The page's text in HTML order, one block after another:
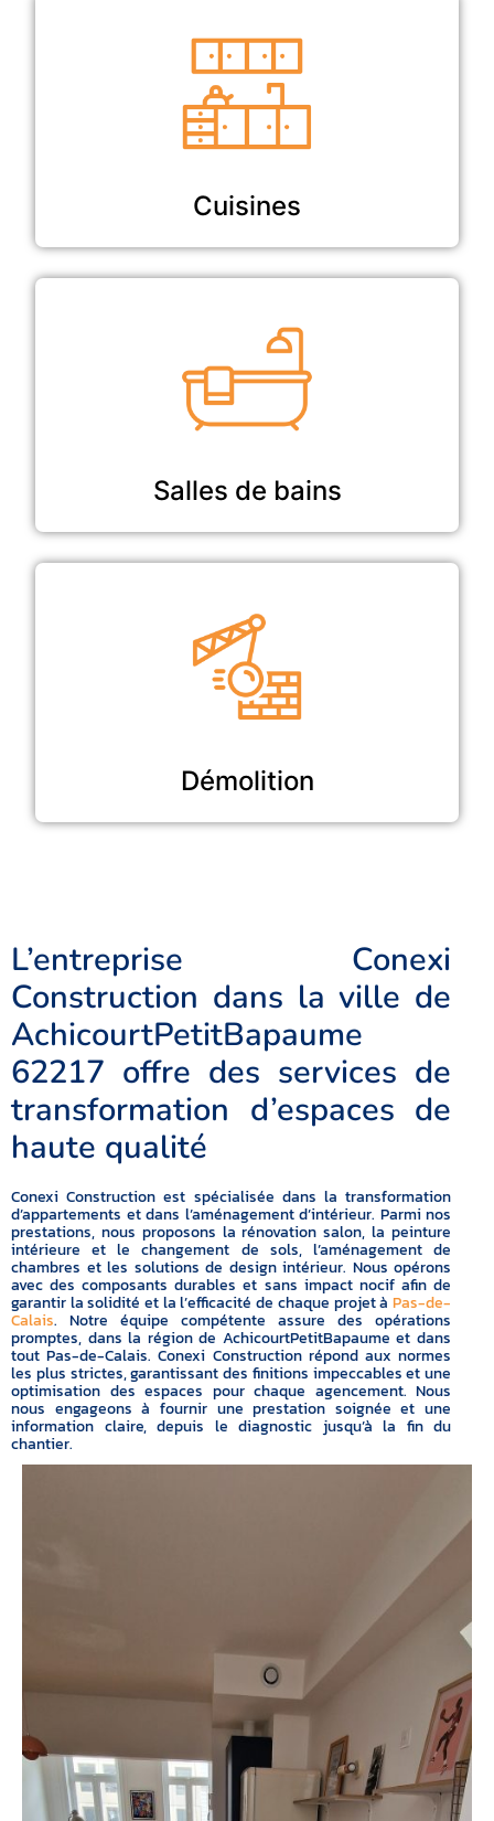
Cuisines
Salles de bains​
Démolition
L’entreprise Conexi
Construction dans la ville de
AchicourtPetitBapaume
62217 offre des services de
transformation d’espaces de
haute qualité
Conexi Construction est spécialisée dans la transformation
d’appartements et dans l’aménagement d’intérieur. Parmi nos
prestations, nous proposons la rénovation salon, la peinture
intérieure et le changement de sols, l’aménagement de
chambres et les solutions de design intérieur. Nous opérons
avec des composants durables et sans impact nocif afin de
garantir la solidité et la l’efficacité de chaque projet à Pas-de-
Calais. Notre équipe compétente assure des opérations
promptes, dans la région de AchicourtPetitBapaume et dans
tout Pas-de-Calais. Conexi Construction répond aux normes
les plus strictes, garantissant des finitions impeccables et une
optimisation des espaces pour chaque agencement. Nous
nous engageons à fournir une prestation soignée et une
information claire, depuis le diagnostic jusqu’à la fin du
chantier.